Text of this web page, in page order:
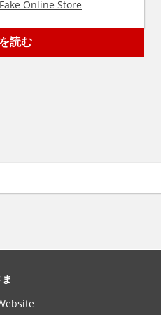
Fake Online Store
読む